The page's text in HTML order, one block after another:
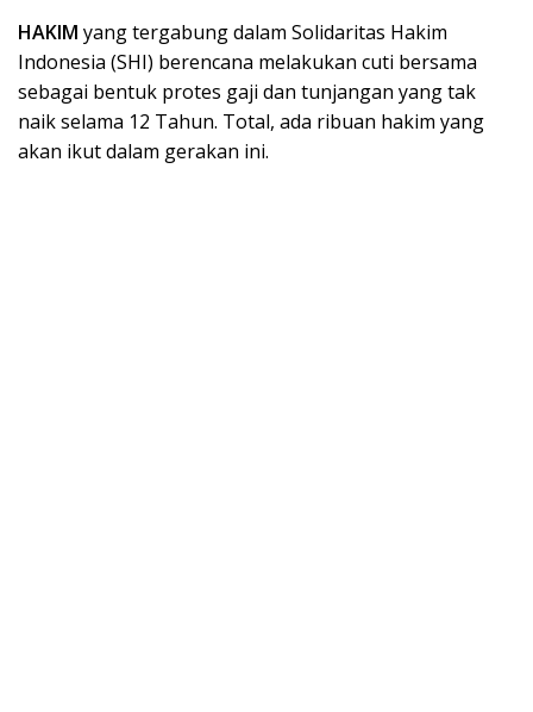
HAKIM yang tergabung dalam Solidaritas Hakim
Indonesia (SHI) berencana melakukan cuti bersama
sebagai bentuk protes gaji dan tunjangan yang tak
naik selama 12 Tahun. Total, ada ribuan hakim yang
akan ikut dalam gerakan ini.